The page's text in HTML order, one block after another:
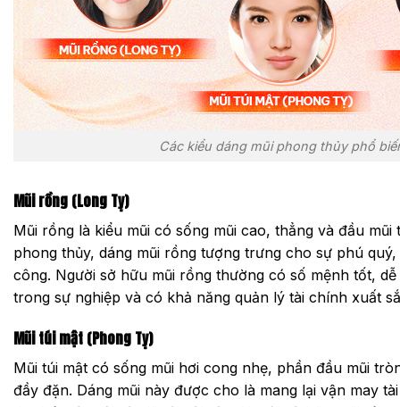
Các kiểu dáng mũi phong thủy phổ
Mũi rồng (Long Tỵ)
Mũi rồng là kiểu mũi có sống mũi cao, thẳng và đầu
phong thủy, dáng mũi rồng tượng trưng cho sự phú
công. Người sở hữu mũi rồng thường có số mệnh tốt,
trong sự nghiệp và có khả năng quản lý tài chính xuất
Mũi túi mật (Phong Tỵ)
Mũi túi mật có sống mũi hơi cong nhẹ, phần đầu mũi
đầy đặn. Dáng mũi này được cho là mang lại vận may